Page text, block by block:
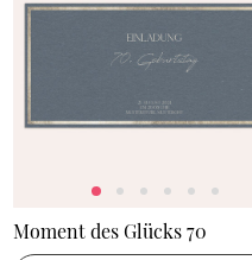
Moment des Glücks 70